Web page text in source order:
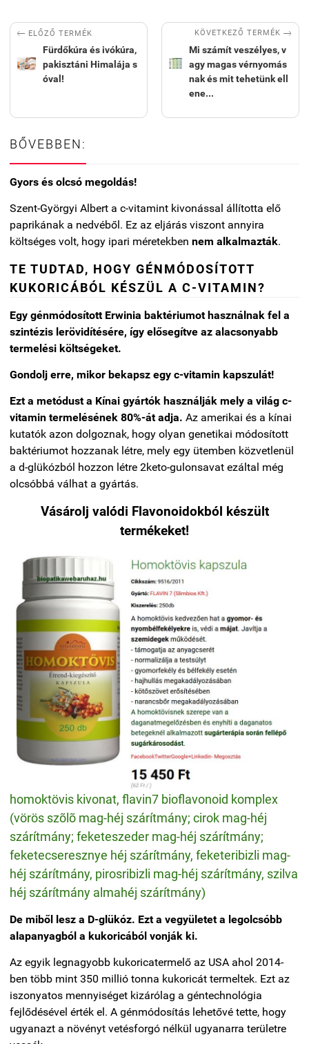
 ELŐZŐ TERMÉK
Fürdőkúra és ivókúra,
pakisztáni Himalája s
óval!
KÖVETKEZŐ TERMÉK 
Mi számít veszélyes, v
agy magas vérnyomás
nak és mit tehetünk ell
ene...
BŐVEBBEN:
Gyors és olcsó megoldás!
Szent-Györgyi Albert a c-vitamint kivonással állította elő
paprikának a nedvéből. Ez az eljárás viszont annyira
költséges volt, hogy ipari méretekben nem alkalmazták.
TE TUDTAD, HOGY GÉNMÓDOSÍTOTT
KUKORICÁBÓL KÉSZÜL A C-VITAMIN?
Egy génmódosított Erwinia baktériumot használnak fel a
szintézis lerövidítésére, így elősegítve az alacsonyabb
termelési költségeket.
Gondolj erre, mikor bekapsz egy c-vitamin kapszulát!
Ezt a metódust a Kínai gyártók használják mely a világ c-
vitamin termelésének 80%-át adja. Az amerikai és a kínai
kutatók azon dolgoznak, hogy olyan genetikai módosított
baktériumot hozzanak létre, mely egy ütemben közvetlenül
a d-glükózból hozzon létre 2keto-gulonsavat ezáltal még
olcsóbbá válhat a gyártás.
Vásárolj valódi Flavonoidokból készült
termékeket!
homoktövis kivonat, flavin7 bioflavonoid komplex
(vörös szõlõ mag-héj szárítmány; cirok mag-héj
szárítmány; feketeszeder mag-héj szárítmány;
feketecseresznye héj szárítmány, feketeribizli mag-
héj szárítmány, pirosribizli mag-héj szárítmány, szilva
héj szárítmány almahéj szárítmány)
De miből lesz a D-glükóz. Ezt a vegyületet a legolcsóbb
alapanyagból a kukoricából vonják ki.
Az egyik legnagyobb kukoricatermelő az USA ahol 2014-
ben több mint 350 millió tonna kukoricát termeltek. Ezt az
iszonyatos mennyiséget kizárólag a géntechnológia
fejlődésével érték el. A génmódosítás lehetővé tette, hogy
ugyanazt a növényt vetésforgó nélkül ugyanarra területre